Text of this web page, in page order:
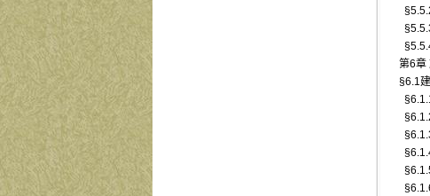
第6章
§6.1